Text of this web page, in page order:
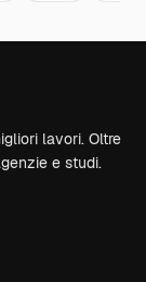
lavori. Oltre
e studi.